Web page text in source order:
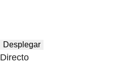
Desplegar
Directo